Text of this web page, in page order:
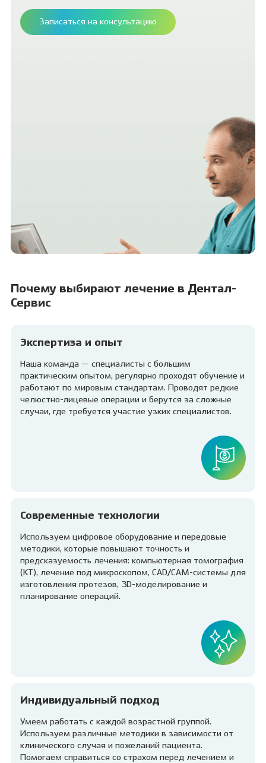
Записаться на консультацию
Почему выбирают лечение в Дентал-
Сервис
Экспертиза и опыт
Наша команда — специалисты с большим
практическим опытом, регулярно проходят обучение и
работают по мировым стандартам. Проводят редкие
челюстно-лицевые операции и берутся за сложные
случаи, где требуется участие узких специалистов.
Современные технологии
Используем цифровое оборудование и передовые
методики, которые повышают точность и
предсказуемость лечения: компьютерная томография
(КТ), лечение под микроскопом, CAD/CAM-системы для
изготовления протезов, 3D-моделирование и
планирование операций.
Индивидуальный подход
Умеем работать с каждой возрастной группой.
Используем различные методики в зависимости от
клинического случая и пожеланий пациента.
Помогаем справиться со страхом перед лечением и